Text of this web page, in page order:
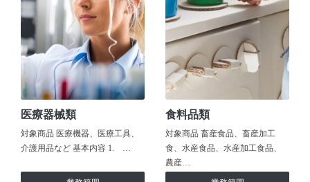
医療器械類
対象商品 医療機器、医療工具、
介護用品など 基本内容 1. …
食料品類
対象商品 畜産食品、畜産加工
食、水産食品、水産加工食品、
農産…